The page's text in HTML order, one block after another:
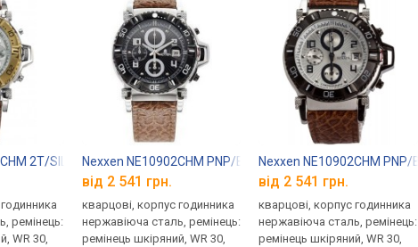
2T/SIL/BRN
ремінець:
WR 30,
Nexxen NE10902CHM PNP/BLK/BLK/BRN
від 2 541 грн.
кварцові, корпус годинника
нержавіюча сталь, ремінець:
ремінець шкіряний, WR 30,
Nexxen NE10902CHM PNP/
від 2 541 грн.
кварцові, корпус годинника
нержавіюча сталь, ремінець:
ремінець шкіряний, WR 30,